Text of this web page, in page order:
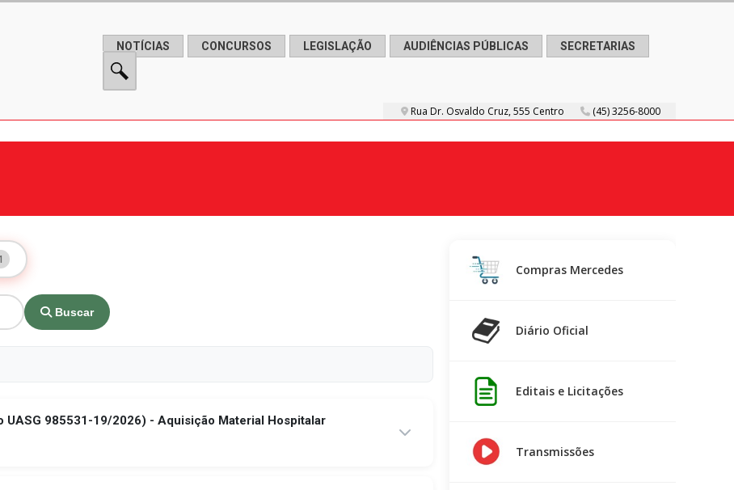
NOTÍCIAS CONCURSOS LEGISLAÇÃO AUDIÊNCIAS PÚBLICAS SECRETARIAS
Rua Dr. Osvaldo Cruz, 555 Centro
(45) 3256-8000
Buscar
985531-19/2026) - Aquisição Material Hospitalar
Compras Mercedes
Diário Oficial
Editais e Licitações
Transmissões